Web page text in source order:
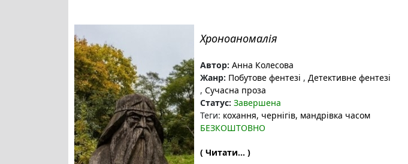
Хроноаномалія
Автор: Анна Колесова
Жанр: Побутове фентезі , Детективне фентезі
, Сучасна проза
Статус: Завершена
Теги: кохання, чернігів, мандрівка часом
БЕЗКОШТОВНО
( Читати... )